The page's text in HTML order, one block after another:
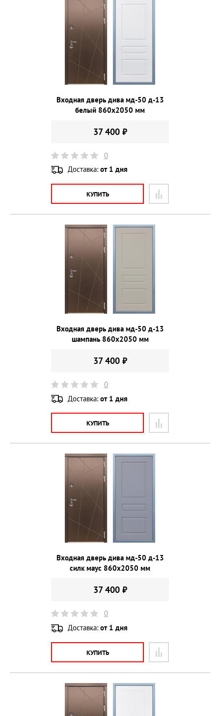
Входная дверь дива мд-50 д-13
белый 860х2050 мм
37 400 ₽
0
Доставка: от 1 дня
КУПИТЬ
Входная дверь дива мд-50 д-13
шампань 860х2050 мм
37 400 ₽
0
Доставка: от 1 дня
КУПИТЬ
Входная дверь дива мд-50 д-13
силк маус 860х2050 мм
37 400 ₽
0
Доставка: от 1 дня
КУПИТЬ